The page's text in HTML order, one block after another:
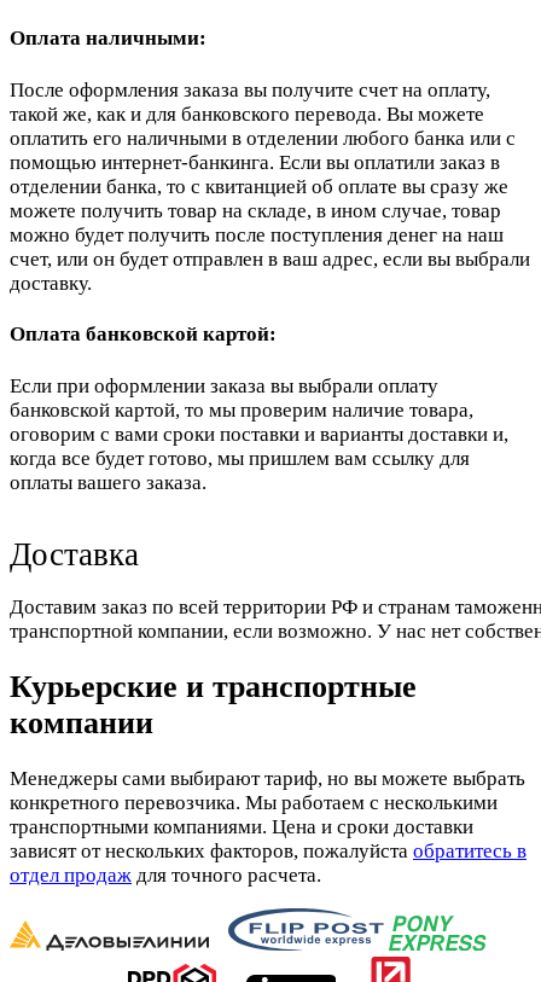
Оплата наличными:
После оформления заказа вы получите счет на оплату,
такой же, как и для банковского перевода. Вы можете
оплатить его наличными в отделении любого банка или с
помощью интернет-банкинга. Если вы оплатили заказ в
отделении банка, то с квитанцией об оплате вы сразу же
можете получить товар на складе, в ином случае, товар
можно будет получить после поступления денег на наш
счет, или он будет отправлен в ваш адрес, если вы выбрали
доставку.
Оплата банковской картой:
Если при оформлении заказа вы выбрали оплату
банковской картой, то мы проверим наличие товара,
оговорим с вами сроки поставки и варианты доставки и,
когда все будет готово, мы пришлем вам ссылку для
оплаты вашего заказа.
Доставка
Доставим заказ по всей территории РФ и странам
транспортной компании, если возможно. У нас нет
Курьерские и транспортные
компании
Менеджеры сами выбирают тариф, но вы можете выбрать
конкретного перевозчика. Мы работаем с несколькими
транспортными компаниями. Цена и сроки доставки
зависят от нескольких факторов, пожалуйста обратитесь в
отдел продаж для точного расчета.